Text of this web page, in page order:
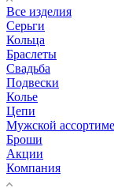
Все изделия
Серьги
Кольца
Браслеты
Свадьба
Подвески
Колье
Цепи
Мужской
Броши
Акции
Компания